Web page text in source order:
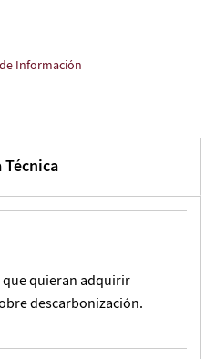
Información
Técnica
quieran adquirir
descarbonización.